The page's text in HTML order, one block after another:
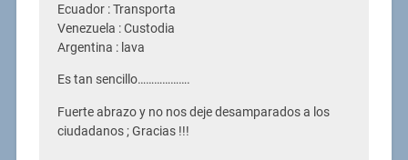
Ecuador : Transporta
Venezuela : Custodia
Argentina : lava
Es tan sencillo……………….
Fuerte abrazo y no nos deje desamparados a los
ciudadanos ; Gracias !!!